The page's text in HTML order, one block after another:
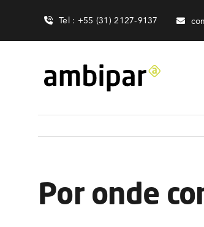
content
Tel : +55 (31) 2127-9137
Por onde